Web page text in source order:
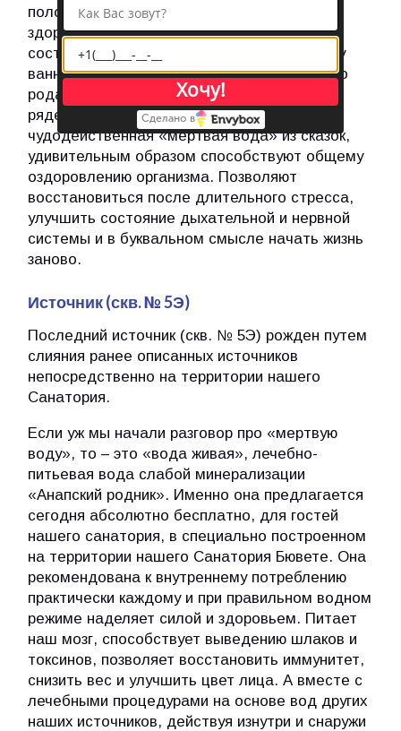
положительным образом влияющих на
здоровье человека. Особенно много в их
составе йода, брома и кислорода. Поэтому
ванны с такой минеральной водой и разного
рода орошения рекомендованы при целом
ряде заболеваний. Они, словно
чудодейственная «мертвая вода» из сказок,
удивительным образом способствуют общему
оздоровлению организма. Позволяют
восстановиться после длительного стресса,
улучшить состояние дыхательной и нервной
системы и в буквальном смысле начать жизнь
заново.
Источник (скв. № 5Э)
Последний источник (скв. № 5Э) рожден путем
слияния ранее описанных источников
непосредственно на территории нашего
Санатория.
Если уж мы начали разговор про «мертвую
воду», то – это «вода живая», лечебно-
питьевая вода слабой минерализации
«Анапский родник». Именно она предлагается
сегодня абсолютно бесплатно, для гостей
нашего санатория, в специально построенном
на территории нашего Санатория Бювете. Она
рекомендована к внутреннему потреблению
практически каждому и при правильном водном
режиме наделяет силой и здоровьем. Питает
наш мозг, способствует выведению шлаков и
токсинов, позволяет восстановить иммунитет,
снизить вес и улучшить цвет лица. А вместе с
лечебными процедурами на основе вод других
наших источников, действуя изнутри и снаружи
Хочу!
Сделано в